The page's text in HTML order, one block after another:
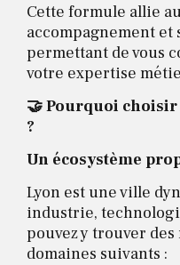
Cette formule allie
accompagnement et
permettant de vous
votre expertise
🤝 Pourquoi
?
Un écosystème
Lyon est une ville
industrie,
pouvez y trouver
domaines suivants :